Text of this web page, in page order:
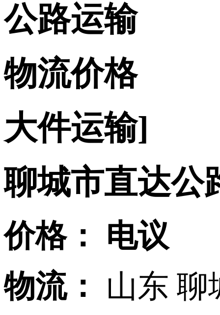
公路运输
物流价格
大件运输]
聊城市直达公
价格：
电议
物流：
山东 聊